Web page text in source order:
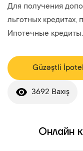
Для получения
льготных кредитах,
Ипотечные кредиты.
Güzəştli
3692 Baxış
Онлайн